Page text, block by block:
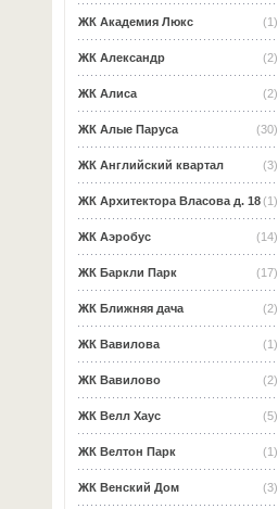
(1)
ЖК Академия Люкс
(2)
ЖК Александр
(2)
ЖК Алиса
(30)
ЖК Алые Паруса
(3)
ЖК Английский квартал
(1)
ЖК Архитектора Власова д. 18
(14)
ЖК Аэробус
(17)
ЖК Баркли Парк
(2)
ЖК Ближняя дача
(1)
ЖК Вавилова
(2)
ЖК Вавилово
(5)
ЖК Велл Хаус
(1)
ЖК Велтон Парк
(3)
ЖК Венский Дом